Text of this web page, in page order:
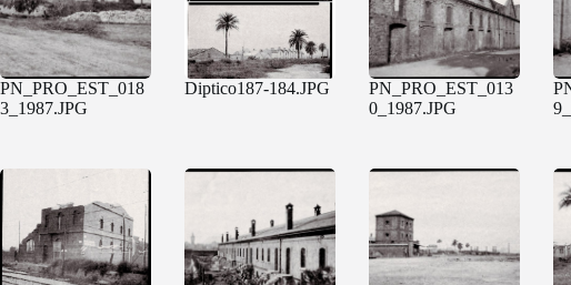
PN_PRO_EST_018
3_1987.JPG
Diptico187-184.JPG
PN_PRO_EST_013
0_1987.JPG